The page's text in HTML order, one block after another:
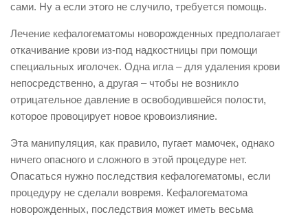
сами. Ну а если этого не случило, требуется помощь.
Лечение кефалогематомы новорожденных предполагает
откачивание крови из-под надкостницы при помощи
специальных иголочек. Одна игла – для удаления крови
непосредственно, а другая – чтобы не возникло
отрицательное давление в освободившейся полости,
которое провоцирует новое кровоизлияние.
Эта манипуляция, как правило, пугает мамочек, однако
ничего опасного и сложного в этой процедуре нет.
Опасаться нужно последствия кефалогематомы, если
процедуру не сделали вовремя. Кефалогематома
новорожденных, последствия может иметь весьма